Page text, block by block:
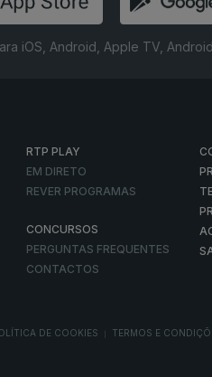
iOS, Android, Apple TV,
RTP PLAY
EM DIRETO
REVER PROGRAMAS
CONCURSOS
PERGUNTAS FREQUENTES
CONTACTOS
DE COOKIES TERMOS E